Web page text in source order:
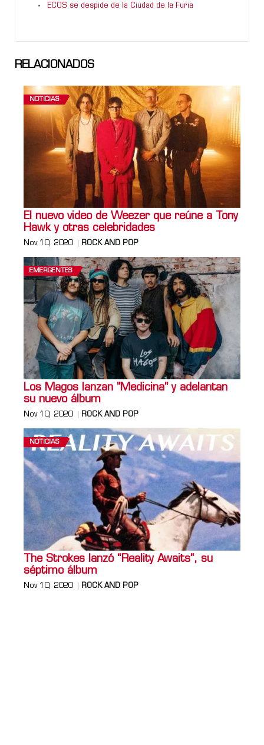
ECOS se despide de la Ciudad de la Furia
RELACIONADOS
NOTICIAS
El nuevo video de Weezer que reúne a Tony
Hawk y otras celebridades
Nov 10, 2020 ROCK AND POP
EMERGENTES
Los Magos lanzan "Medicina" y adelantan
su nuevo álbum
Nov 10, 2020 ROCK AND POP
NOTICIAS
The Strokes lanzó “Reality Awaits”, su
séptimo álbum
Nov 10, 2020 ROCK AND POP